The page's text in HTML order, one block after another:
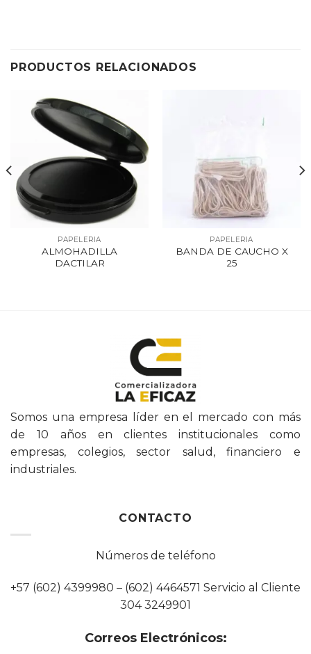
PRODUCTOS RELACIONADOS
PAPELERIA
ALMOHADILLA
DACTILAR
PAPELERIA
BANDA DE CAUCHO X
25
Somos una empresa líder en el mercado con más
de 10 años en clientes institucionales como
empresas, colegios, sector salud, financiero e
industriales.
CONTACTO
Números de teléfono
+57 (602) 4399980 – (602) 4464571 Servicio al Cliente
304 3249901
Correos Electrónicos: